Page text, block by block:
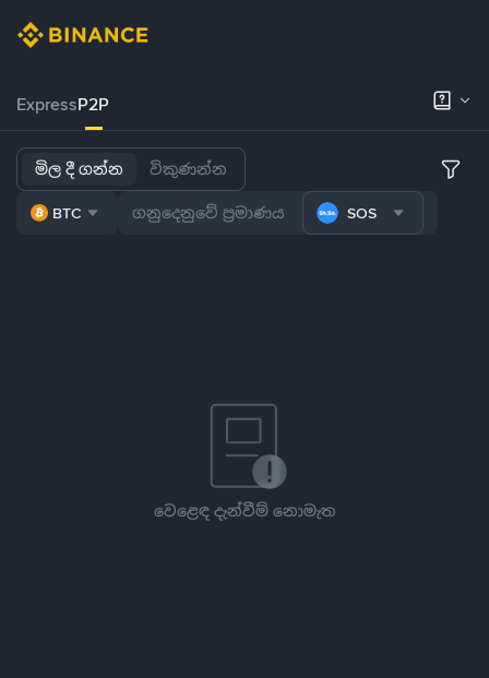
ExpressP2P
මිල දී ගන්න විකුණන්න
BTC SOS
වෙළෙඳ දැන්වීම් නොමැත